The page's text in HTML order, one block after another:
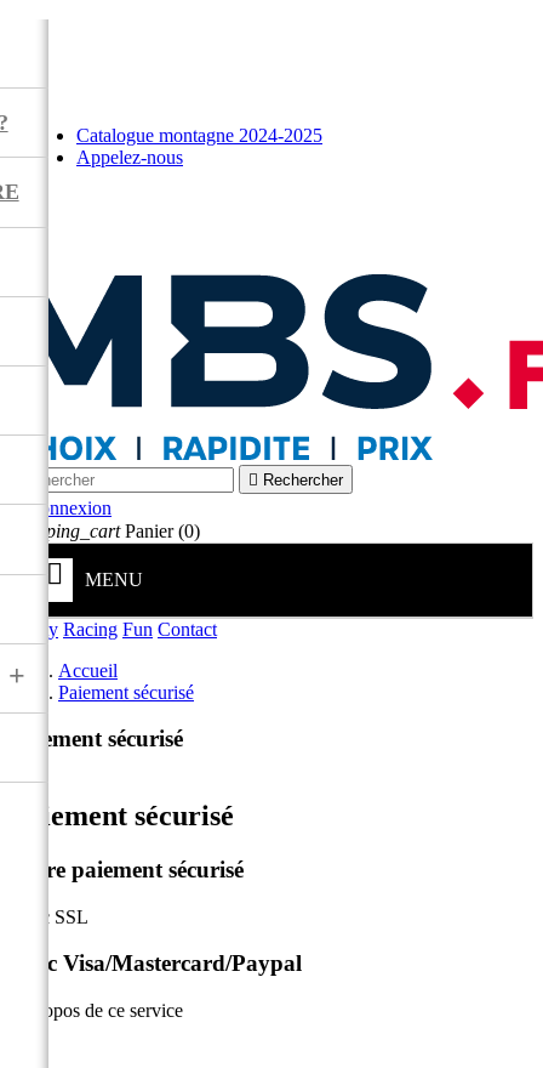
Catalogue montagne 2024-2025
Appelez-nous
 Rechercher
 Connexion
shopping_cart Panier (0)
MENU
+
Safety Racing Fun Contact
Accueil
Paiement sécurisé
Paiement sécurisé
Paiement sécurisé
Notre paiement sécurisé
Avec SSL
Avec Visa/Mastercard/Paypal
A propos de ce service